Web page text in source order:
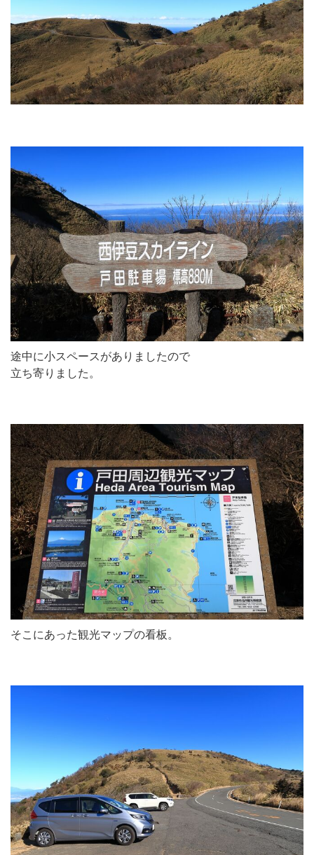
途中に小スペースがありましたので
立ち寄りました。
そこにあった観光マップの看板。